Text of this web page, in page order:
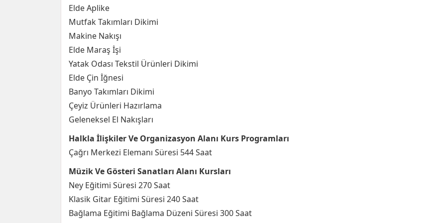
Elde Aplike
Mutfak Takımları Dikimi
Makine Nakışı
Elde Maraş İşi
Yatak Odası Tekstil Ürünleri Dikimi
Elde Çin İğnesi
Banyo Takımları Dikimi
Çeyiz Ürünleri Hazırlama
Geleneksel El Nakışları
Halkla İlişkiler Ve Organizasyon Alanı Kurs Programları
Çağrı Merkezi Elemanı Süresi 544 Saat
Müzik Ve Gösteri Sanatları Alanı Kursları
Ney Eğitimi Süresi 270 Saat
Klasik Gitar Eğitimi Süresi 240 Saat
Bağlama Eğitimi Bağlama Düzeni Süresi 300 Saat